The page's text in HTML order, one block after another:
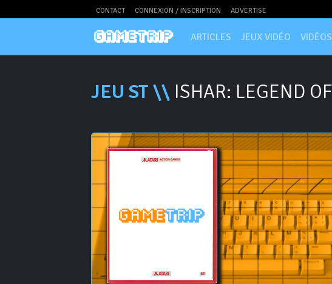
CONTACT CONNEXION / INSCRIPTION ADVERTISE
ARTICLES JEUX VIDÉO VIDÉOS
JEU ST \\ ISHAR: LEGEND